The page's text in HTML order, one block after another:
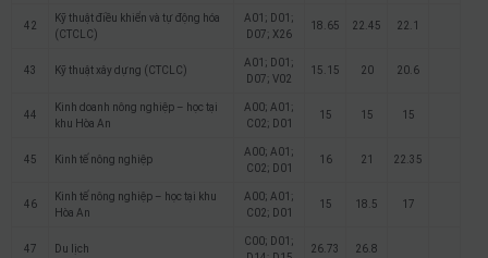
42
Kỹ thuật điều khiển và tự động hóa
(CTCLC)
A01; D01;
D07; X26
18.65 22.45 22.1
43 Kỹ thuật xây dựng (CTCLC)
A01; D01;
D07; V02
15.15 20 20.6
44
Kinh doanh nông nghiệp – học tại
khu Hòa An
A00; A01;
C02; D01
15 15 15
45 Kinh tế nông nghiệp
A00; A01;
C02; D01
16 21 22.35
46
Kinh tế nông nghiệp – học tại khu
Hòa An
A00; A01;
C02; D01
15 18.5 17
47 Du lịch
C00; D01;
26.73 26.8